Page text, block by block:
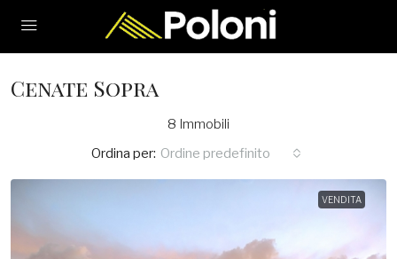
Cenate Sopra
8 Immobili
Ordina per: Ordine predefinito
VENDITA